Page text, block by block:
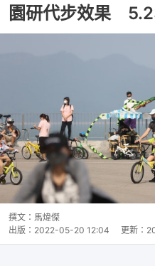
園研代步效果
撰文： 馬煒傑
出版： 2022-05-20 12:04 更新：